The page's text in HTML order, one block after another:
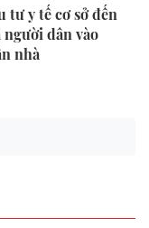
tư y tế cơ sở đến
dân vào
nhà